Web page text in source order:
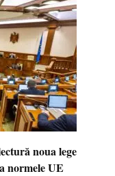
noua lege
normele UE